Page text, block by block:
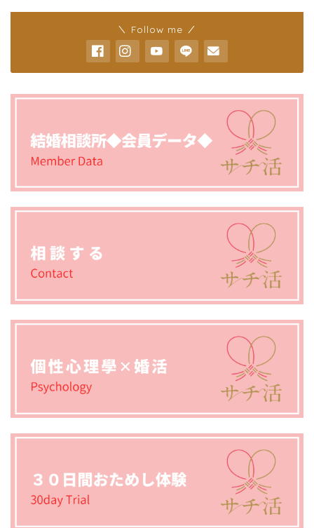
＼ Follow me ／